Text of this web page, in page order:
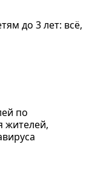
до 3 лет: всё,
по
жителей,